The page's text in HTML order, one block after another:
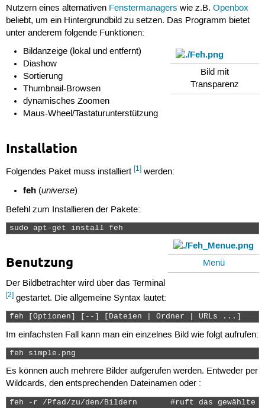
Nutzern eines alternativen Fenstermanagers wie z.B. Openbox
beliebt, um ein Hintergrundbild zu setzen. Das Programm bietet
unter anderem folgende Funktionen:
Bild mit
Transparenz
Bildanzeige (lokal und entfernt)
Diashow
Sortierung
Thumbnail-Browsen
dynamisches Zoomen
Maus-Wheel/Tastaturunterstützung
Installation
Folgendes Paket muss installiert [1]werden:
feh (universe)
Befehl zum Installieren der Pakete:
sudo apt-get install feh
Menü
Benutzung
Der Bildbetrachter wird über das Terminal
[2]gestartet. Die allgemeine Syntax lautet:
feh [Optionen] [--] [Dateien | Ordner | URLs ...]
Im einfachsten Fall kann man ein einzelnes Bild wie folgt aufrufen:
feh simple.png
Es können auch mehrere Bilder aufgerufen werden. Entweder per
Wildcards, den entsprechenden Dateinamen oder :
feh -r /Pfad/zu/den/Bildern       #ruft das gewählte